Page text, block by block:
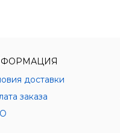
доставки
заказа